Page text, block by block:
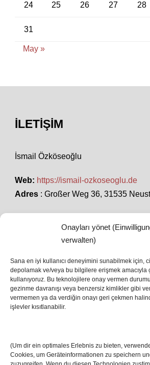
Onayları yönet
verwalten)
Sana en iyi kullanıcı deneyimini sunabilmek için,
depolamak ve/veya bu bilgilere erişmek
kullanıyoruz. Bu teknolojilere onay vermen
gezinme davranışı veya benzersiz kimlikler gibi
vermemen ya da verdiğin onayı geri çekmen
işlevler kısıtlanabilir.
(Um dir ein optimales Erlebnis zu bieten,
Cookies, um Geräteinformationen zu speichern
24 25 26 27 28
31
May »
İLETIŞIM
İsmail Özköseoğlu
Web: https://ismail-ozkoseoglu.de
Adres : Großer Weg 36, 31535
SON HABERLER
İstanbul’da Avrupa Ligi
Villa Boğaz’da Tarih
08 May 2026
17 Nis 2026